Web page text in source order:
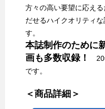
方々の高い要望に応える
だせるハイクオリティ
す。
本誌制作のために
画も多数収録！
20
です。
＜商品詳細＞